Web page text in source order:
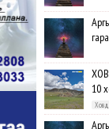
10
Ховд